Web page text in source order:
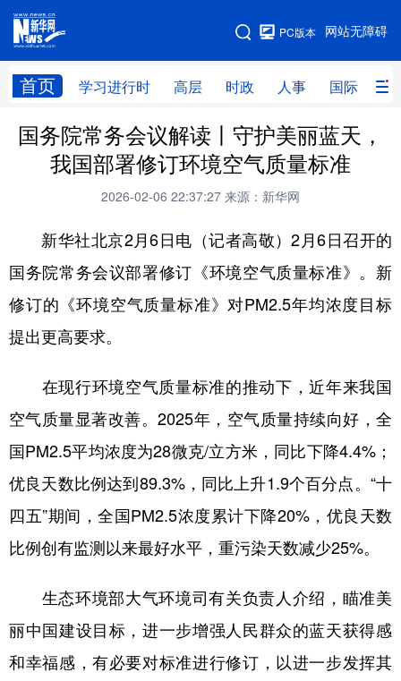
网站无障碍
PC版本
首页 学习进行时 高层 时政 人事 国际 财
网站地图
学习进行时 高层 时政 人事
国际 财经 网评 港澳
科技 科创 量子 体育
书画 军事
食品 人居 信息化 数字经济
彩票 娱乐 时尚 悦读
公益 一带一路 亚太网 上市公司
地方频道
国务院常务会议解读丨守护美丽蓝天，
我国部署修订环境空气质量标准
2026-02-06 22:37:27 来源：新华网
新华社北京2月6日电（记者高敬）2月6日召开的
国务院常务会议部署修订《环境空气质量标准》。新
修订的《环境空气质量标准》对PM2.5年均浓度目标
提出更高要求。
在现行环境空气质量标准的推动下，近年来我国
空气质量显著改善。2025年，空气质量持续向好，全
国PM2.5平均浓度为28微克/立方米，同比下降4.4%；
优良天数比例达到89.3%，同比上升1.9个百分点。“十
四五”期间，全国PM2.5浓度累计下降20%，优良天数
比例创有监测以来最好水平，重污染天数减少25%。
生态环境部大气环境司有关负责人介绍，瞄准美
丽中国建设目标，进一步增强人民群众的蓝天获得感
和幸福感，有必要对标准进行修订，以进一步发挥其